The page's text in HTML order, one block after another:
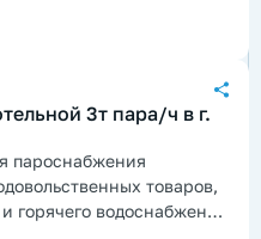
3т пара/ч в г.
пароснабжения
товаров,
горячего водоснабжения